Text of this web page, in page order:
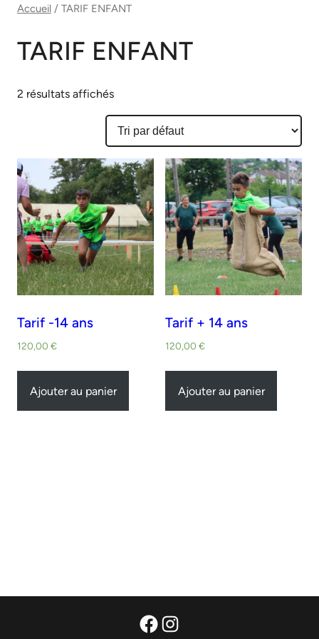
Accueil / TARIF ENFANT
TARIF ENFANT
2 résultats affichés
Tarif -14 ans
120,00 €
Ajouter au panier
Tarif + 14 ans
120,00 €
Ajouter au panier